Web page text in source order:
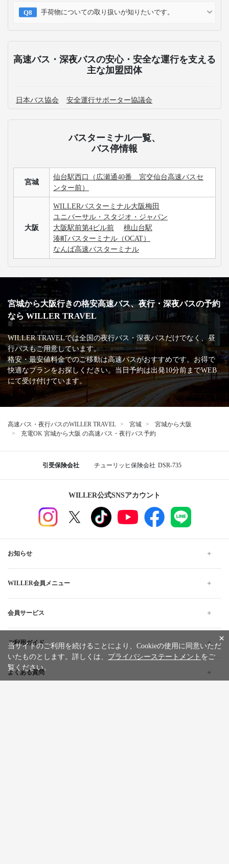
手荷物についての取り扱いが知りたいです。
高速バス・深夜バスの安心・安全な運行を支える
主な加盟団体
日本バス協会 安全運行サポーター協議会
バスターミナル一覧、
バス停情報
宮城
仙台駅西口（広瀬通40番 宮交仙台高速バスセ
ンター前）
大阪
WILLERバスターミナル大阪梅田
ユニバーサル・スタジオ・ジャパン
大阪駅前第4ビル前
桃山台駅
湊町バスターミナル（OCAT）
なんば高速バスターミナル
宮城から大阪行きの格安高速バス、夜行・深夜バスの予約
なら WILLER TRAVEL
WILLER TRAVELでは全国の夜行バス・深夜バスだけでなく、昼
行バスもご用意しています。
格安・最安値料金でのご移動は高速バスがおすすめです。お得で
快適なプランをお探しください。当日予約は出発10分前までWEB
にて受け付けています。
高速バス・夜行バスのWILLER TRAVEL 宮城
宮城から大阪
充電OK 宮城から大阪 の高速バス・夜行バス予約
引受保険会社 チューリッヒ保険会社 DSR-735
WILLER公式SNSアカウント
お知らせ
WILLER会員メニュー
会員サービス
ご利用ガイド
よくある質問
×
当サイトのご利用を続けることにより、Cookieの使用に同意いただ
いたものとします。詳しくは、 プライバシーステートメント をご
覧ください。